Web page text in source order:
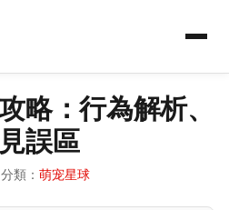
略：行為解析、
誤區
分類： 萌宠星球